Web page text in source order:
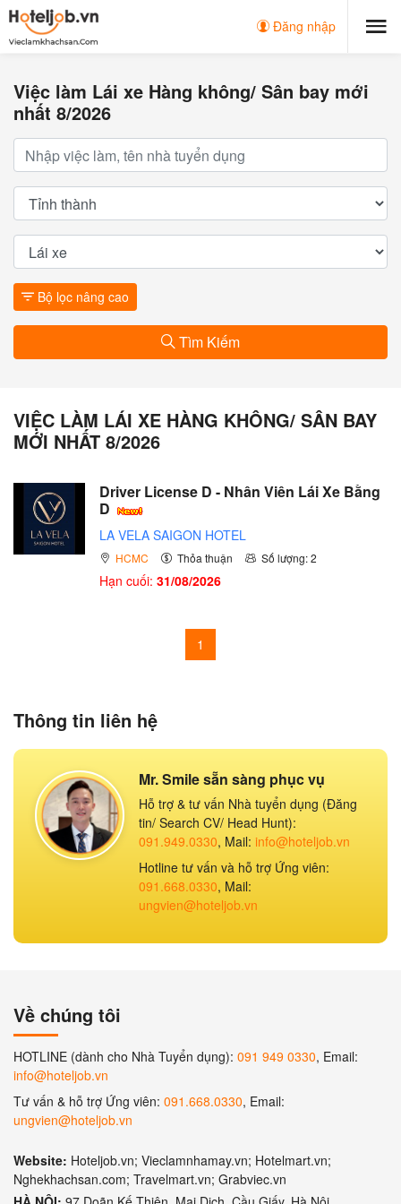
Đăng nhập
Việc làm Lái xe Hàng không/ Sân bay mới
nhất 8/2026
Bộ lọc nâng cao
Tìm Kiếm
VIỆC LÀM LÁI XE HÀNG KHÔNG/ SÂN BAY
MỚI NHẤT 8/2026
Driver License D - Nhân Viên Lái Xe Bằng
D
LA VELA SAIGON HOTEL
HCMC Thỏa thuận Số lượng: 2
Hạn cuối: 31/08/2026
1
Thông tin liên hệ
Mr. Smile sẵn sàng phục vụ
Hỗ trợ & tư vấn Nhà tuyển dụng (Đăng
tin/ Search CV/ Head Hunt):
091.949.0330, Mail: info@hoteljob.vn
Hotline tư vấn và hỗ trợ Ứng viên:
091.668.0330, Mail:
ungvien@hoteljob.vn
Về chúng tôi
HOTLINE (dành cho Nhà Tuyển dụng): 091 949 0330, Email:
info@hoteljob.vn
Tư vấn & hỗ trợ Ứng viên: 091.668.0330, Email:
ungvien@hoteljob.vn
Website: Hoteljob.vn; Vieclamnhamay.vn; Hotelmart.vn;
Nghekhachsan.com; Travelmart.vn; Grabviec.vn